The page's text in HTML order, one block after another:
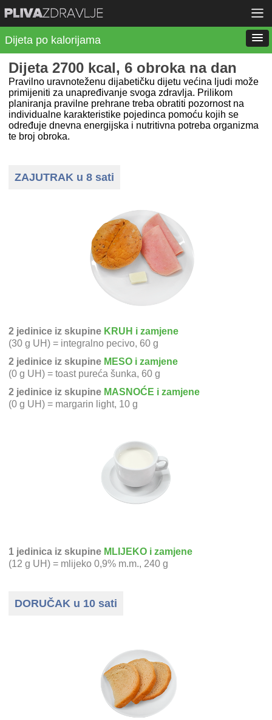
Dijeta po kalorijama
Dijeta 2700 kcal, 6 obroka na dan
Pravilno uravnoteženu dijabetičku dijetu većina ljudi može
primijeniti za unapređivanje svoga zdravlja. Prilikom
planiranja pravilne prehrane treba obratiti pozornost na
individualne karakteristike pojedinca pomoću kojih se
određuje dnevna energijska i nutritivna potreba organizma
te broj obroka.
ZAJUTRAK u 8 sati
2 jedinice iz skupine KRUH i zamjene
(30 g UH) = integralno pecivo, 60 g
2 jedinice iz skupine MESO i zamjene
(0 g UH) = toast pureća šunka, 60 g
2 jedinice iz skupine MASNOĆE i zamjene
(0 g UH) = margarin light, 10 g
1 jedinica iz skupine MLIJEKO i zamjene
(12 g UH) = mlijeko 0,9% m.m., 240 g
DORUČAK u 10 sati